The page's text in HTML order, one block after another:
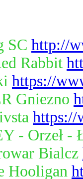
SC http://
Rabbit
https://
Gniezno
https://
- Orzeł -
Bialcz
Hooligan